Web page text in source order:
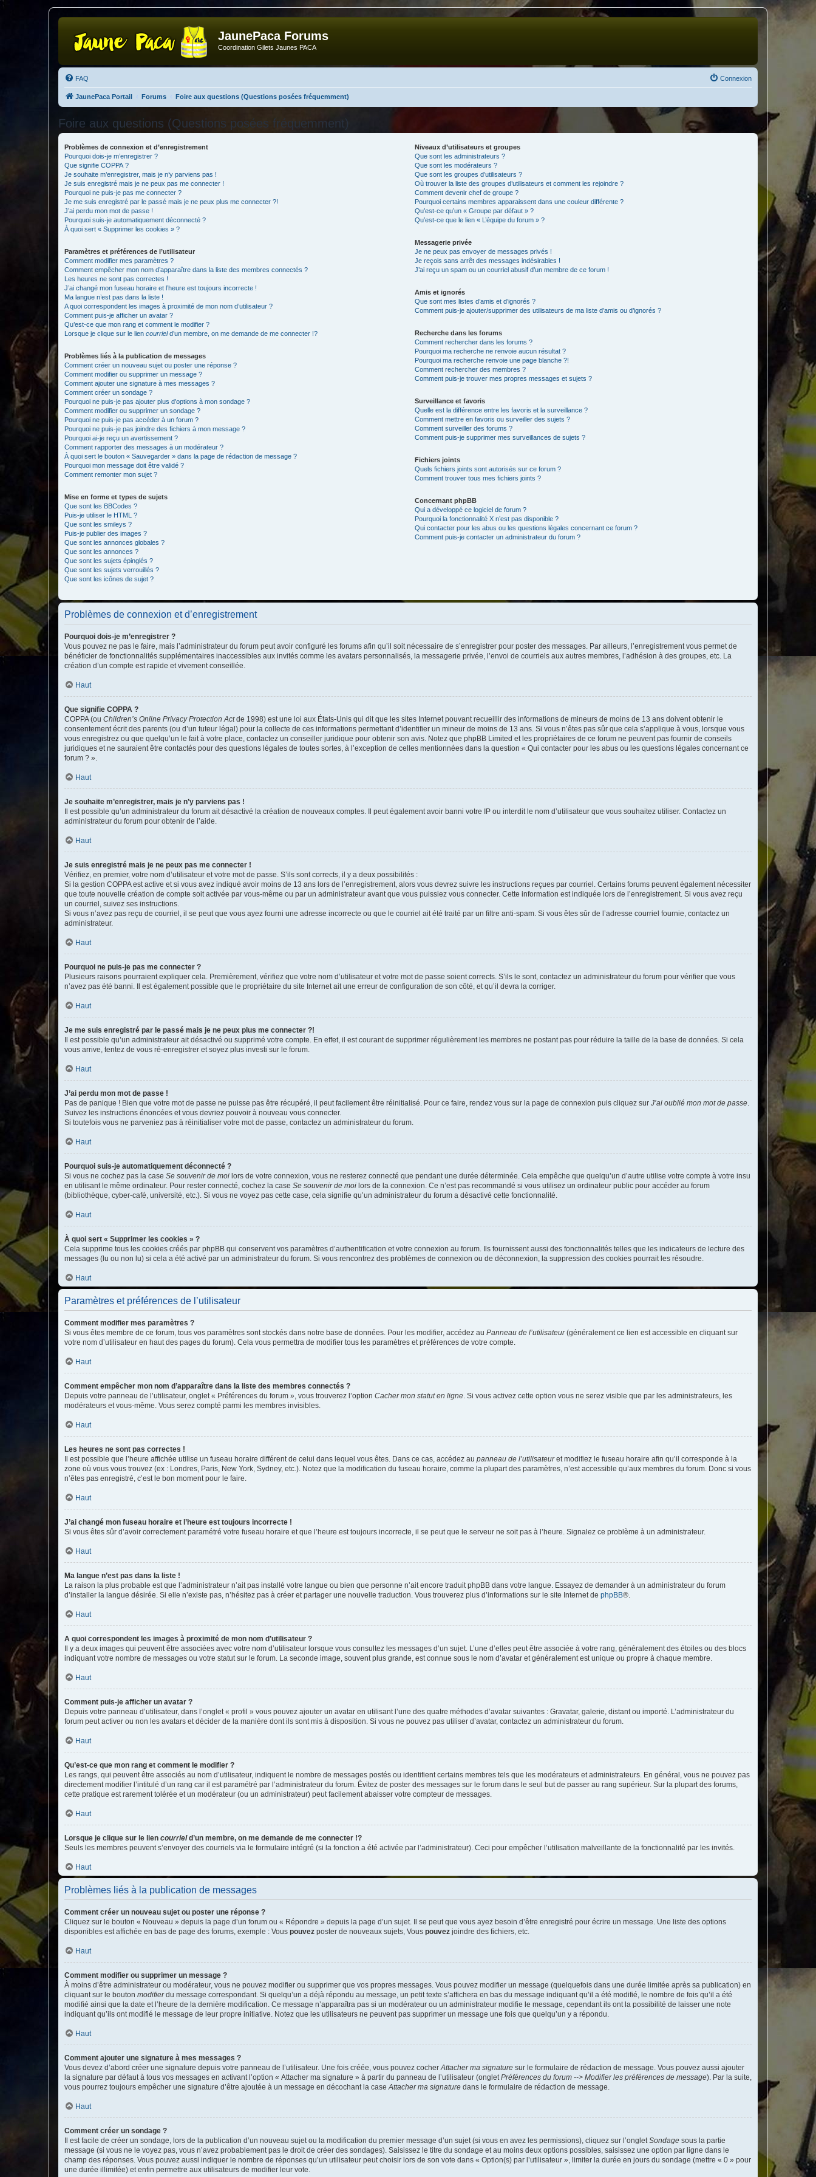
JaunePaca Forums
Coordination Gilets Jaunes PACA
FAQ Connexion
JaunePaca Portail Forums Foire aux questions (Questions posées fréquemment)
Foire aux questions (Questions posées fréquemment)
Problèmes de connexion et d’enregistrement
Pourquoi dois-je m’enregistrer ?
Que signifie COPPA ?
Je souhaite m’enregistrer, mais je n’y parviens pas !
Je suis enregistré mais je ne peux pas me connecter !
Pourquoi ne puis-je pas me connecter ?
Je me suis enregistré par le passé mais je ne peux plus me connecter ?!
J’ai perdu mon mot de passe !
Pourquoi suis-je automatiquement déconnecté ?
À quoi sert « Supprimer les cookies » ?
Paramètres et préférences de l’utilisateur
Comment modifier mes paramètres ?
Comment empêcher mon nom d’apparaître dans la liste des membres connectés ?
Les heures ne sont pas correctes !
J’ai changé mon fuseau horaire et l’heure est toujours incorrecte !
Ma langue n’est pas dans la liste !
A quoi correspondent les images à proximité de mon nom d’utilisateur ?
Comment puis-je afficher un avatar ?
Qu’est-ce que mon rang et comment le modifier ?
Lorsque je clique sur le lien courrield’un membre, on me demande de me connecter !?
Problèmes liés à la publication de messages
Comment créer un nouveau sujet ou poster une réponse ?
Comment modifier ou supprimer un message ?
Comment ajouter une signature à mes messages ?
Comment créer un sondage ?
Pourquoi ne puis-je pas ajouter plus d’options à mon sondage ?
Comment modifier ou supprimer un sondage ?
Pourquoi ne puis-je pas accéder à un forum ?
Pourquoi ne puis-je pas joindre des fichiers à mon message ?
Pourquoi ai-je reçu un avertissement ?
Comment rapporter des messages à un modérateur ?
À quoi sert le bouton « Sauvegarder » dans la page de rédaction de message ?
Pourquoi mon message doit être validé ?
Comment remonter mon sujet ?
Mise en forme et types de sujets
Que sont les BBCodes ?
Puis-je utiliser le HTML ?
Que sont les smileys ?
Puis-je publier des images ?
Que sont les annonces globales ?
Que sont les annonces ?
Que sont les sujets épinglés ?
Que sont les sujets verrouillés ?
Que sont les icônes de sujet ?
Niveaux d’utilisateurs et groupes
Que sont les administrateurs ?
Que sont les modérateurs ?
Que sont les groupes d’utilisateurs ?
Où trouver la liste des groupes d’utilisateurs et comment les rejoindre ?
Comment devenir chef de groupe ?
Pourquoi certains membres apparaissent dans une couleur différente ?
Qu’est-ce qu’un « Groupe par défaut » ?
Qu’est-ce que le lien « L’équipe du forum » ?
Messagerie privée
Je ne peux pas envoyer de messages privés !
Je reçois sans arrêt des messages indésirables !
J’ai reçu un spam ou un courriel abusif d’un membre de ce forum !
Amis et ignorés
Que sont mes listes d’amis et d’ignorés ?
Comment puis-je ajouter/supprimer des utilisateurs de ma liste d’amis ou d’ignorés ?
Recherche dans les forums
Comment rechercher dans les forums ?
Pourquoi ma recherche ne renvoie aucun résultat ?
Pourquoi ma recherche renvoie une page blanche ?!
Comment rechercher des membres ?
Comment puis-je trouver mes propres messages et sujets ?
Surveillance et favoris
Quelle est la différence entre les favoris et la surveillance ?
Comment mettre en favoris ou surveiller des sujets ?
Comment surveiller des forums ?
Comment puis-je supprimer mes surveillances de sujets ?
Fichiers joints
Quels fichiers joints sont autorisés sur ce forum ?
Comment trouver tous mes fichiers joints ?
Concernant phpBB
Qui a développé ce logiciel de forum ?
Pourquoi la fonctionnalité X n’est pas disponible ?
Qui contacter pour les abus ou les questions légales concernant ce forum ?
Comment puis-je contacter un administrateur du forum ?
Problèmes de connexion et d’enregistrement
Pourquoi dois-je m’enregistrer ?
Vous pouvez ne pas le faire, mais l’administrateur du forum peut avoir configuré les forums afin qu’il soit nécessaire de s’enregistrer pour poster des messages. Par ailleurs, l’enregistrement vous permet de
bénéficier de fonctionnalités supplémentaires inaccessibles aux invités comme les avatars personnalisés, la messagerie privée, l’envoi de courriels aux autres membres, l’adhésion à des groupes, etc. La
création d’un compte est rapide et vivement conseillée.
Haut
Que signifie COPPA ?
COPPA (ou Children’s Online Privacy Protection Actde 1998) est une loi aux États-Unis qui dit que les sites Internet pouvant recueillir des informations de mineurs de moins de 13 ans doivent obtenir le
consentement écrit des parents (ou d’un tuteur légal) pour la collecte de ces informations permettant d’identifier un mineur de moins de 13 ans. Si vous n’êtes pas sûr que cela s’applique à vous, lorsque vous
vous enregistrez ou que quelqu’un le fait à votre place, contactez un conseiller juridique pour obtenir son avis. Notez que phpBB Limited et les propriétaires de ce forum ne peuvent pas fournir de conseils
juridiques et ne sauraient être contactés pour des questions légales de toutes sortes, à l’exception de celles mentionnées dans la question « Qui contacter pour les abus ou les questions légales concernant ce
forum ? ».
Haut
Je souhaite m’enregistrer, mais je n’y parviens pas !
Il est possible qu’un administrateur du forum ait désactivé la création de nouveaux comptes. Il peut également avoir banni votre IP ou interdit le nom d’utilisateur que vous souhaitez utiliser. Contactez un
administrateur du forum pour obtenir de l’aide.
Haut
Je suis enregistré mais je ne peux pas me connecter !
Vérifiez, en premier, votre nom d’utilisateur et votre mot de passe. S’ils sont corrects, il y a deux possibilités :
Si la gestion COPPA est active et si vous avez indiqué avoir moins de 13 ans lors de l’enregistrement, alors vous devrez suivre les instructions reçues par courriel. Certains forums peuvent également nécessiter
que toute nouvelle création de compte soit activée par vous-même ou par un administrateur avant que vous puissiez vous connecter. Cette information est indiquée lors de l’enregistrement. Si vous avez reçu
un courriel, suivez ses instructions.
Si vous n’avez pas reçu de courriel, il se peut que vous ayez fourni une adresse incorrecte ou que le courriel ait été traité par un filtre anti-spam. Si vous êtes sûr de l’adresse courriel fournie, contactez un
administrateur.
Haut
Pourquoi ne puis-je pas me connecter ?
Plusieurs raisons pourraient expliquer cela. Premièrement, vérifiez que votre nom d’utilisateur et votre mot de passe soient corrects. S’ils le sont, contactez un administrateur du forum pour vérifier que vous
n’avez pas été banni. Il est également possible que le propriétaire du site Internet ait une erreur de configuration de son côté, et qu’il devra la corriger.
Haut
Je me suis enregistré par le passé mais je ne peux plus me connecter ?!
Il est possible qu’un administrateur ait désactivé ou supprimé votre compte. En effet, il est courant de supprimer régulièrement les membres ne postant pas pour réduire la taille de la base de données. Si cela
vous arrive, tentez de vous ré-enregistrer et soyez plus investi sur le forum.
Haut
J’ai perdu mon mot de passe !
Pas de panique ! Bien que votre mot de passe ne puisse pas être récupéré, il peut facilement être réinitialisé. Pour ce faire, rendez vous sur la page de connexion puis cliquez sur J’ai oublié mon mot de passe
Suivez les instructions énoncées et vous devriez pouvoir à nouveau vous connecter.
Si toutefois vous ne parveniez pas à réinitialiser votre mot de passe, contactez un administrateur du forum.
Haut
Pourquoi suis-je automatiquement déconnecté ?
Si vous ne cochez pas la case Se souvenir de moi lors de votre connexion, vous ne resterez connecté que pendant une durée déterminée. Cela empêche que quelqu’un d’autre utilise votre compte à votre insu
en utilisant le même ordinateur. Pour rester connecté, cochez la case Se souvenir de moi lors de la connexion. Ce n’est pas recommandé si vous utilisez un ordinateur public pour accéder au forum
(bibliothèque, cyber-café, université, etc.). Si vous ne voyez pas cette case, cela signifie qu’un administrateur du forum a désactivé cette fonctionnalité.
Haut
À quoi sert « Supprimer les cookies » ?
Cela supprime tous les cookies créés par phpBB qui conservent vos paramètres d’authentification et votre connexion au forum. Ils fournissent aussi des fonctionnalités telles que les indicateurs de lecture des
messages (lu ou non lu) si cela a été activé par un administrateur du forum. Si vous rencontrez des problèmes de connexion ou de déconnexion, la suppression des cookies pourrait les résoudre.
Haut
Paramètres et préférences de l’utilisateur
Comment modifier mes paramètres ?
Si vous êtes membre de ce forum, tous vos paramètres sont stockés dans notre base de données. Pour les modifier, accédez au Panneau de l’utilisateur(généralement ce lien est accessible en cliquant sur
votre nom d’utilisateur en haut des pages du forum). Cela vous permettra de modifier tous les paramètres et préférences de votre compte.
Haut
Comment empêcher mon nom d’apparaître dans la liste des membres connectés ?
Depuis votre panneau de l’utilisateur, onglet « Préférences du forum », vous trouverez l’option Cacher mon statut en ligne . Si vous activez cette option vous ne serez visible que par les administrateurs, les
modérateurs et vous-même. Vous serez compté parmi les membres invisibles.
Haut
Les heures ne sont pas correctes !
Il est possible que l’heure affichée utilise un fuseau horaire différent de celui dans lequel vous êtes. Dans ce cas, accédez au panneau de l’utilisateuret modifiez le fuseau horaire afin qu’il corresponde à la
zone où vous vous trouvez (ex : Londres, Paris, New York, Sydney, etc.). Notez que la modification du fuseau horaire, comme la plupart des paramètres, n’est accessible qu’aux membres du forum. Donc si vous
n’êtes pas enregistré, c’est le bon moment pour le faire.
Haut
J’ai changé mon fuseau horaire et l’heure est toujours incorrecte !
Si vous êtes sûr d’avoir correctement paramétré votre fuseau horaire et que l’heure est toujours incorrecte, il se peut que le serveur ne soit pas à l’heure. Signalez ce problème à un administrateur.
Haut
Ma langue n’est pas dans la liste !
La raison la plus probable est que l’administrateur n’ait pas installé votre langue ou bien que personne n’ait encore traduit phpBB dans votre langue. Essayez de demander à un administrateur du forum
d’installer la langue désirée. Si elle n’existe pas, n’hésitez pas à créer et partager une nouvelle traduction. Vous trouverez plus d’informations sur le site Internet de phpBB®.
Haut
A quoi correspondent les images à proximité de mon nom d’utilisateur ?
Il y a deux images qui peuvent être associées avec votre nom d’utilisateur lorsque vous consultez les messages d’un sujet. L’une d’elles peut être associée à votre rang, généralement des étoiles ou des blocs
indiquant votre nombre de messages ou votre statut sur le forum. La seconde image, souvent plus grande, est connue sous le nom d’avatar et généralement est unique ou propre à chaque membre.
Haut
Comment puis-je afficher un avatar ?
Depuis votre panneau d’utilisateur, dans l’onglet « profil » vous pouvez ajouter un avatar en utilisant l’une des quatre méthodes d’avatar suivantes : Gravatar, galerie, distant ou importé. L’administrateur du
forum peut activer ou non les avatars et décider de la manière dont ils sont mis à disposition. Si vous ne pouvez pas utiliser d’avatar, contactez un administrateur du forum.
Haut
Qu’est-ce que mon rang et comment le modifier ?
Les rangs, qui peuvent être associés au nom d’utilisateur, indiquent le nombre de messages postés ou identifient certains membres tels que les modérateurs et administrateurs. En général, vous ne pouvez pas
directement modifier l’intitulé d’un rang car il est paramétré par l’administrateur du forum. Évitez de poster des messages sur le forum dans le seul but de passer au rang supérieur. Sur la plupart des forums,
cette pratique est rarement tolérée et un modérateur (ou un administrateur) peut facilement abaisser votre compteur de messages.
Haut
Lorsque je clique sur le lien courrield’un membre, on me demande de me connecter !?
Seuls les membres peuvent s’envoyer des courriels via le formulaire intégré (si la fonction a été activée par l’administrateur). Ceci pour empêcher l’utilisation malveillante de la fonctionnalité par les invités.
Haut
Problèmes liés à la publication de messages
Comment créer un nouveau sujet ou poster une réponse ?
Cliquez sur le bouton « Nouveau » depuis la page d’un forum ou « Répondre » depuis la page d’un sujet. Il se peut que vous ayez besoin d’être enregistré pour écrire un message. Une liste des options
disponibles est affichée en bas de page des forums, exemple : Vous pouvez poster de nouveaux sujets, Vous pouvez joindre des fichiers, etc.
Haut
Comment modifier ou supprimer un message ?
À moins d’être administrateur ou modérateur, vous ne pouvez modifier ou supprimer que vos propres messages. Vous pouvez modifier un message (quelquefois dans une durée limitée après sa publication) en
cliquant sur le bouton modifierdu message correspondant. Si quelqu’un a déjà répondu au message, un petit texte s’affichera en bas du message indiquant qu’il a été modifié, le nombre de fois qu’il a été
modifié ainsi que la date et l’heure de la dernière modification. Ce message n’apparaîtra pas si un modérateur ou un administrateur modifie le message, cependant ils ont la possibilité de laisser une note
indiquant qu’ils ont modifié le message de leur propre initiative. Notez que les utilisateurs ne peuvent pas supprimer un message une fois que quelqu’un y a répondu.
Haut
Comment ajouter une signature à mes messages ?
Vous devez d’abord créer une signature depuis votre panneau de l’utilisateur. Une fois créée, vous pouvez cocher Attacher ma signature sur le formulaire de rédaction de message. Vous pouvez aussi ajouter
la signature par défaut à tous vos messages en activant l’option « Attacher ma signature » à partir du panneau de l’utilisateur (onglet Préférences du forum --> Modifier les préférences de message). Par la suite,
vous pourrez toujours empêcher une signature d’être ajoutée à un message en décochant la case Attacher ma signature dans le formulaire de rédaction de message.
Haut
Comment créer un sondage ?
Il est facile de créer un sondage, lors de la publication d’un nouveau sujet ou la modification du premier message d’un sujet (si vous en avez les permissions), cliquez sur l’onglet Sondage sous la partie
message (si vous ne le voyez pas, vous n’avez probablement pas le droit de créer des sondages). Saisissez le titre du sondage et au moins deux options possibles, saisissez une option par ligne dans le
champ des réponses. Vous pouvez aussi indiquer le nombre de réponses qu’un utilisateur peut choisir lors de son vote dans « Option(s) par l’utilisateur », limiter la durée en jours du sondage (mettre « 0 » pour
une durée illimitée) et enfin permettre aux utilisateurs de modifier leur vote.